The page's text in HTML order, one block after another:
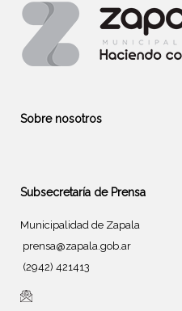
Sobre nosotros
Subsecretaría de Prensa
Municipalidad de Zapala
prensa@zapala.gob.ar
(2942) 421413